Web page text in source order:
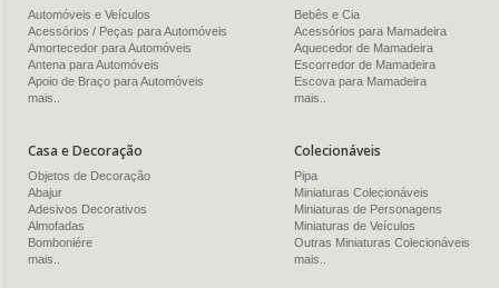
Automóveis e Veículos
Acessórios / Peças para Automóveis
Amortecedor para Automóveis
Antena para Automóveis
Apoio de Braço para Automóveis
mais..
Bebês e Cia
Acessórios para Mamadeira
Aquecedor de Mamadeira
Escorredor de Mamadeira
Escova para Mamadeira
mais..
Casa e Decoração
Objetos de Decoração
Abajur
Adesivos Decorativos
Almofadas
Bomboniére
mais..
Colecionáveis
Pipa
Miniaturas Colecionáveis
Miniaturas de Personagens
Miniaturas de Veículos
Outras Miniaturas Colecionáveis
mais..